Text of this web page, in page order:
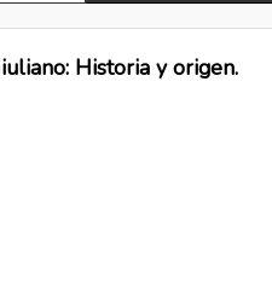
Historia y origen.